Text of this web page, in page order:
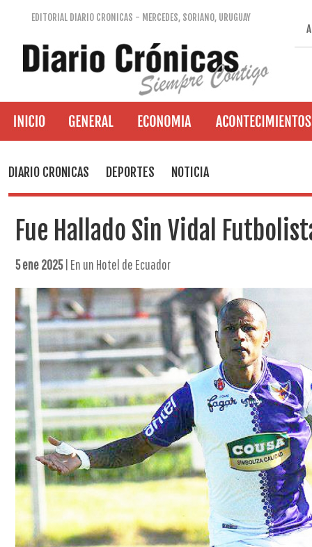
EDITORIAL DIARIO CRONICAS - MERCEDES, SORIANO, URUGUAY
DIARIO CRONICAS DEPORTES NOTICIA
Fue Hallado Sin Vidal
5 ene 2025| En un Hotel de Ecuador